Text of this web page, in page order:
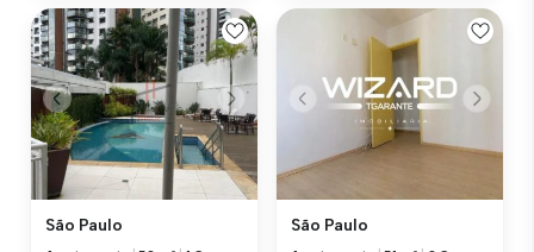
São Paulo São Paulo